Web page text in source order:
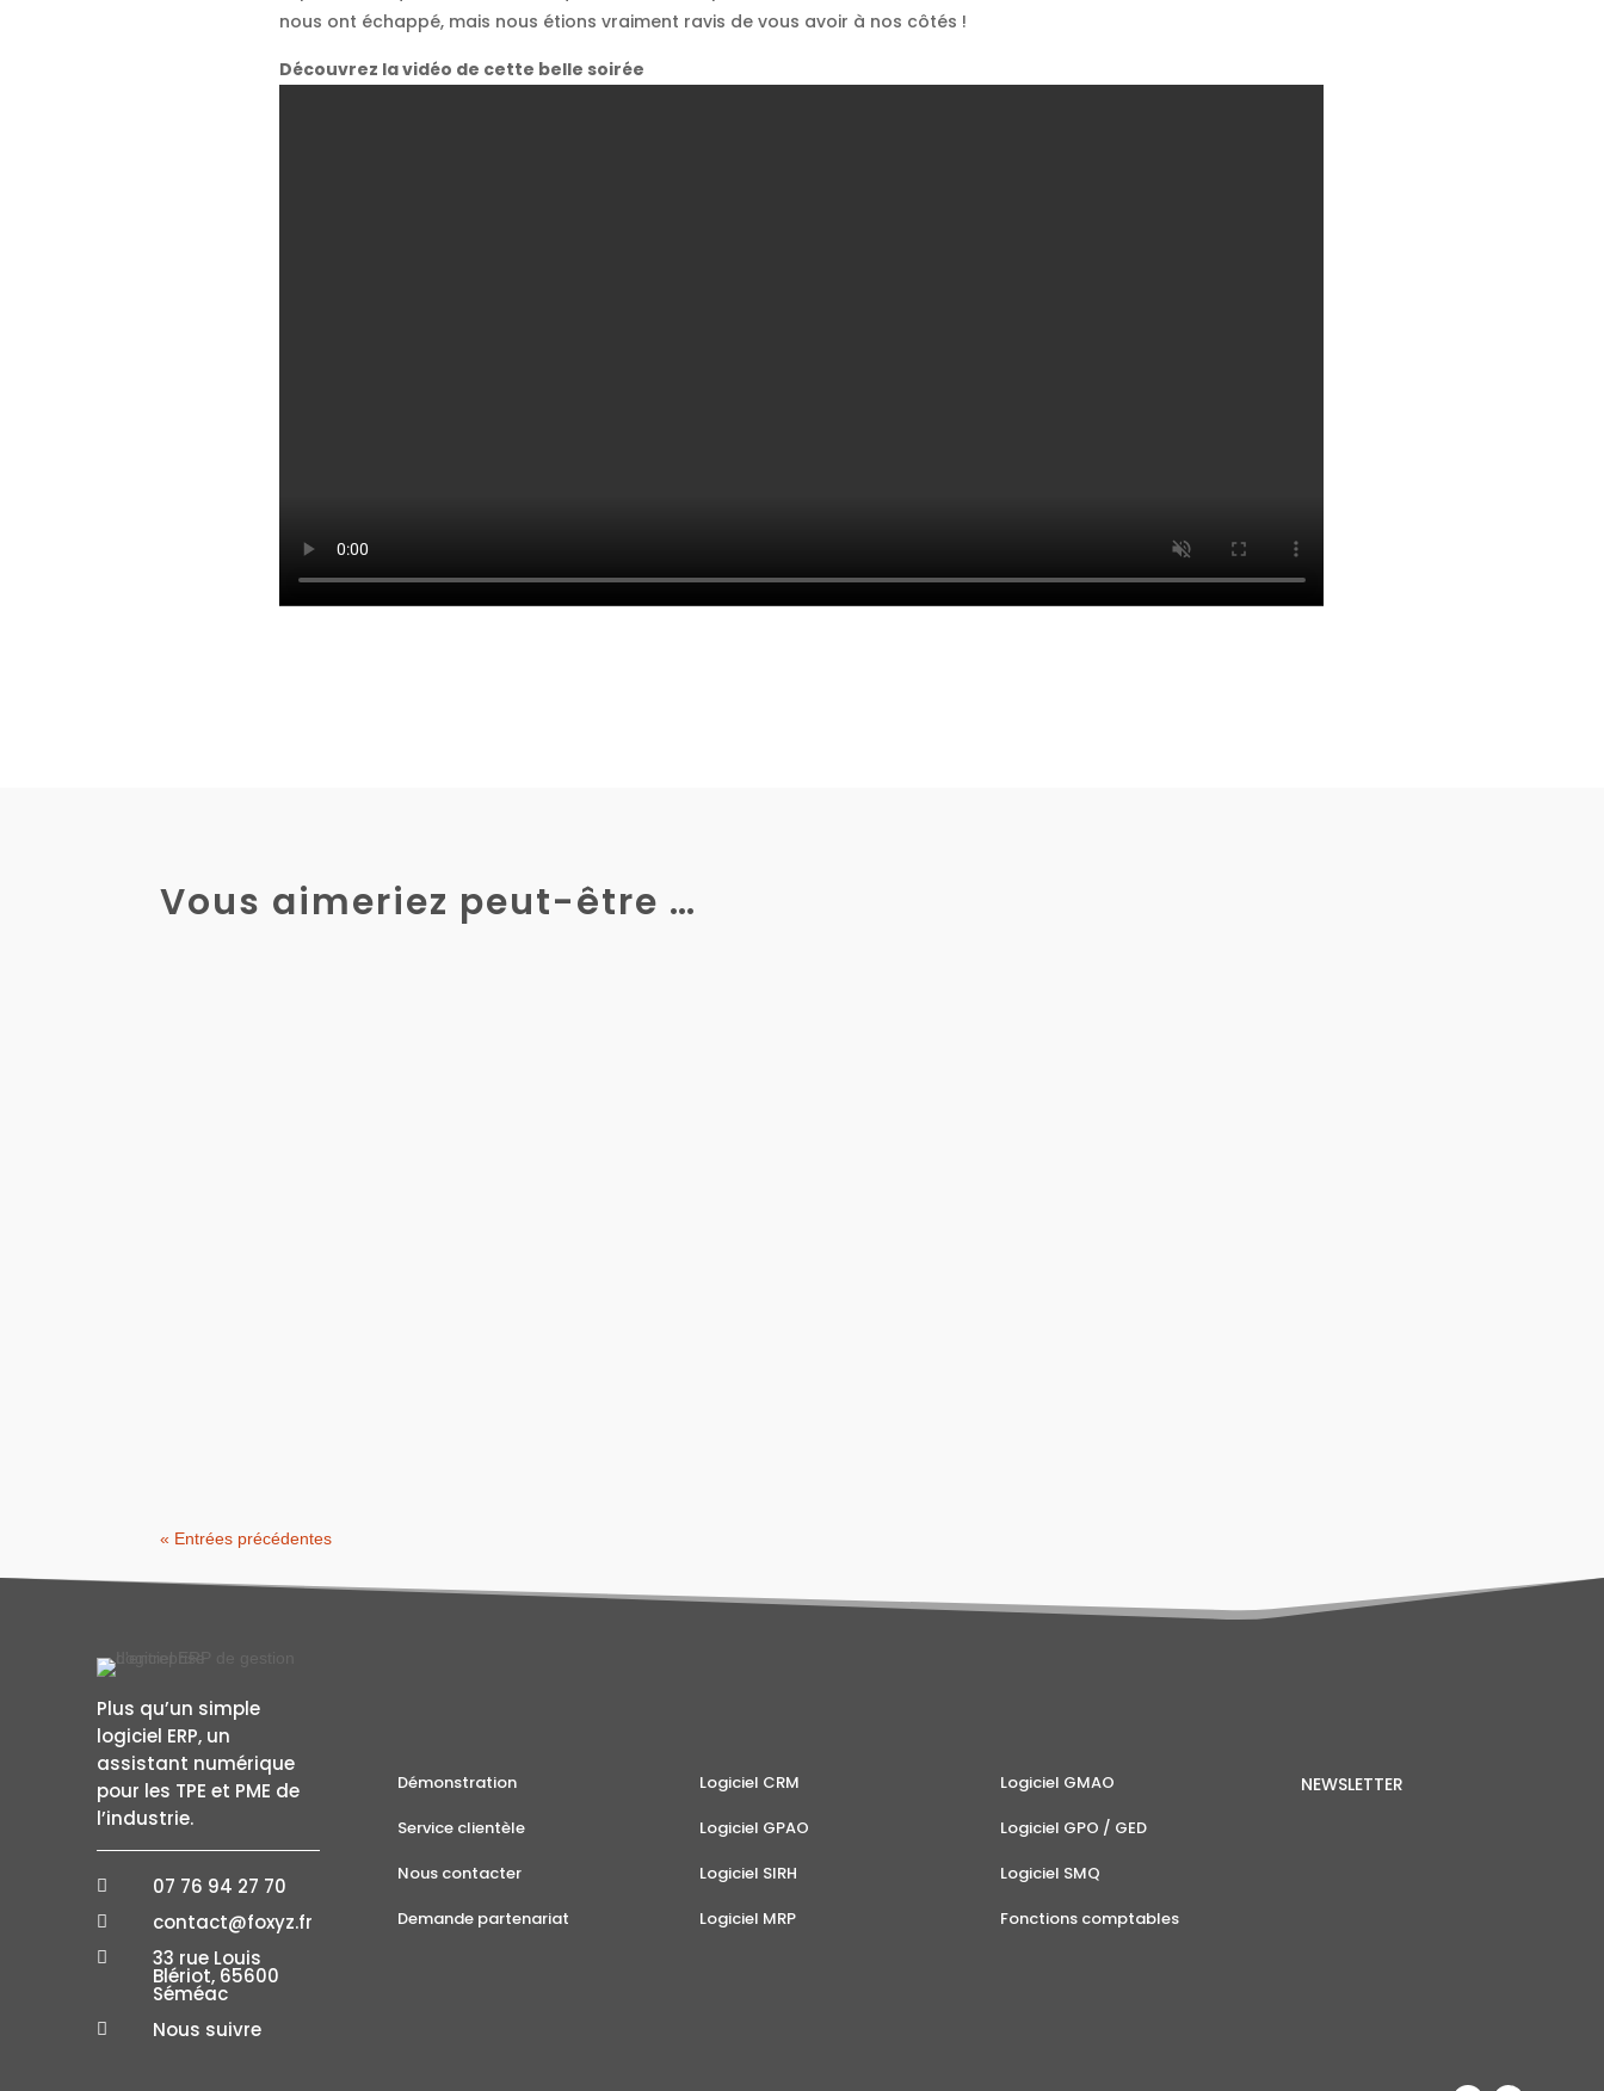
nous ont échappé, mais nous étions vraiment ravis de vous avoir à nos côtés !
Découvrez la vidéo de cette belle soirée
Vous aimeriez peut-être …
« Entrées précédentes
Plus qu’un simple
logiciel ERP, un
assistant numérique
pour les TPE et PME de
l’industrie.
 07 76 94 27 70
 contact@foxyz.fr
 33 rue Louis
Blériot, 65600
Séméac
 Nous suivre
Démonstration
Service clientèle
Nous contacter
Demande partenariat
Logiciel CRM
Logiciel GPAO
Logiciel SIRH
Logiciel MRP
Logiciel GMAO
Logiciel GPO / GED
Logiciel SMQ
Fonctions comptables
NEWSLETTER